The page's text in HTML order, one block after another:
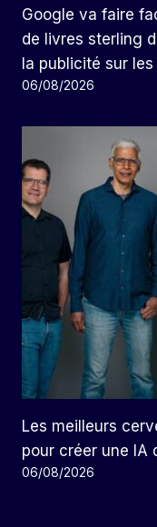
Google va faire
de livres sterling
la publicité sur
06/08/2026
Les meilleurs
pour créer une IA
06/08/2026